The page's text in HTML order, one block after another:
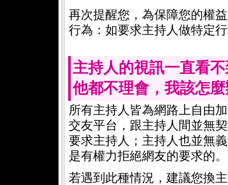
再次提醒您，為保障您的權
行為：如要求主持人做特定
主持人的視訊一直看
他都不理會，我該怎
所有主持人皆為網路上自由
交友平台，跟主持人間並無
要求主持人；主持人也並無
是有權力拒絕網友的要求的。
若遇到此種情況，建議您換